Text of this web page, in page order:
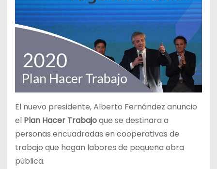
El nuevo presidente, Alberto Fernández anuncio
el Plan Hacer Trabajoque se destinara a
personas encuadradas en cooperativas de
trabajo que hagan labores de pequeña obra
pública.